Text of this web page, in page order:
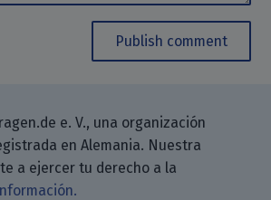
Publish comment
e. V., una organización
en Alemania. Nuestra
a ejercer tu derecho a la